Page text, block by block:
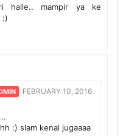
halle.. mampir ya ke
:)
FEBRUARY 10, 2016
:) slam kenal jugaaaa